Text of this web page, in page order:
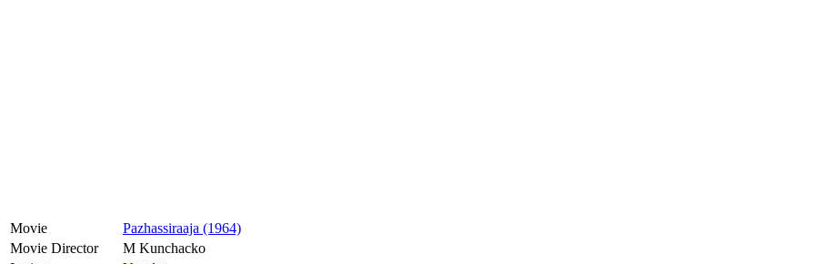
Movie
Pazhassiraaja (1964)
Movie Director
M Kunchacko